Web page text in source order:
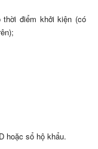
điểm khởi kiện (có
hoặc sổ hộ khẩu.